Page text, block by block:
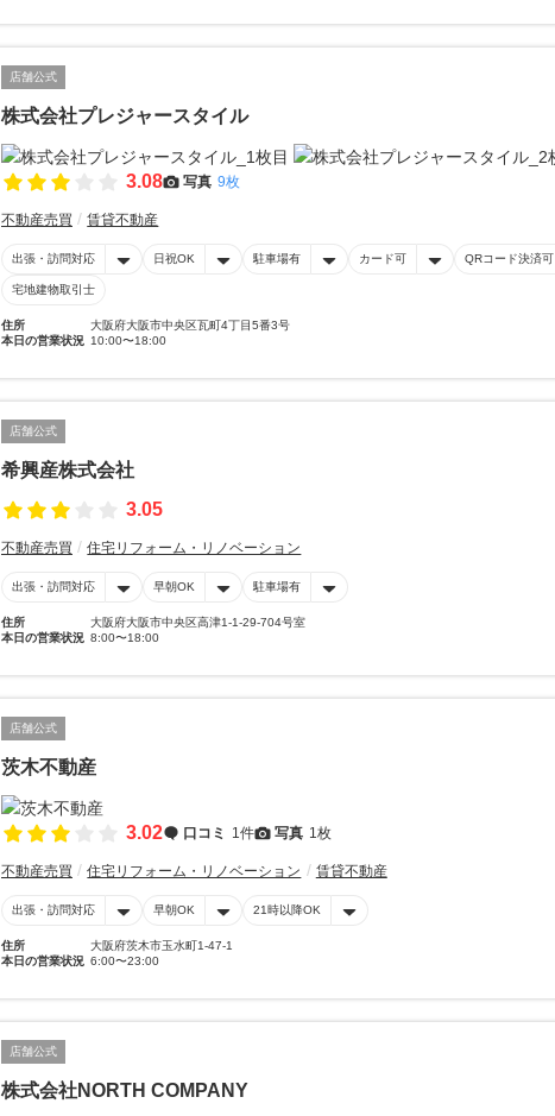
店舗公式
株式会社プレジャースタイル
3.08 写真 9枚
不動産売買 賃貸不動産
出張・訪問対応 日祝OK 駐車場有 カード可 QRコード決済可
宅地建物取引士
住所
大阪府大阪市中央区瓦町4丁目5番3号
本日の営業状況 10:00〜18:00
店舗公式
希興産株式会社
3.05
不動産売買 住宅リフォーム・リノベーション
出張・訪問対応 早朝OK 駐車場有
住所
大阪府大阪市中央区高津1-1-29-704号室
本日の営業状況 8:00〜18:00
店舗公式
茨木不動産
3.02 口コミ 1件 写真 1枚
不動産売買 住宅リフォーム・リノベーション 賃貸不動産
出張・訪問対応 早朝OK 21時以降OK
住所
大阪府茨木市玉水町1-47-1
本日の営業状況 6:00〜23:00
店舗公式
株式会社NORTH COMPANY